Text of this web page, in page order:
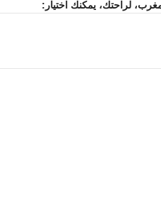
لراحتك، يمكنك اختيار: